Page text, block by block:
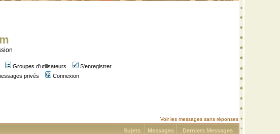
Groupes d'utilisateurs
S'enregistrer
privés Connexion
Voir les messages sans réponses
Sujets Messages Derniers Messages